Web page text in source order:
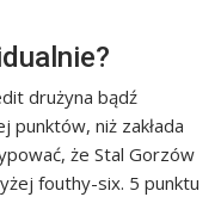
drużyna bądź
punktów, niż zakłada
że Stal Gorzów
fouthy-six. 5 punktu